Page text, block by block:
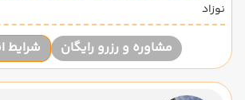
نوزاد
مشاوره و رزرو رایگان شرایط